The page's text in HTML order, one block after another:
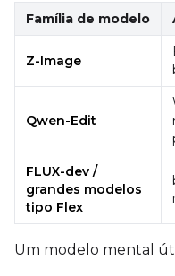
Família de modelo
Z-Image
Qwen-Edit
FLUX-dev /
grandes modelos
tipo Flex
Um modelo mental